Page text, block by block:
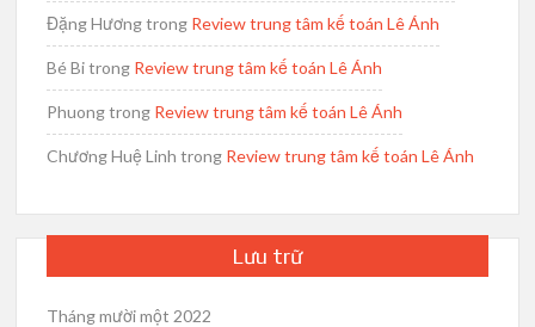
Đặng Hươngtrong Review trung tâm kế toán Lê Ánh
Bé Bitrong Review trung tâm kế toán Lê Ánh
Phuongtrong Review trung tâm kế toán Lê Ánh
Chương Huệ Linh trong Review trung tâm kế toán Lê Ánh
Lưu trữ
Tháng mười một 2022